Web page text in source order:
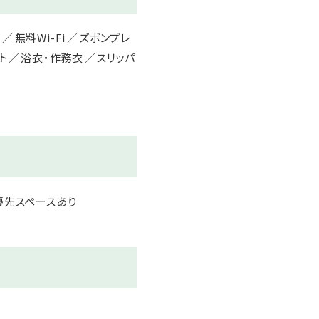
無料Wi-Fi
ズボンプレ
浴衣・作務衣
スリッパ
スペースあり